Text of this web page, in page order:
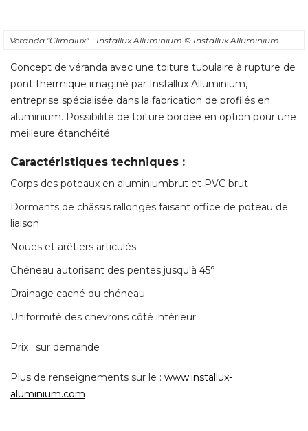
meilleure étanchéité.
Caractéristiques techniques :
Corps des poteaux en aluminiumbrut et PVC brut
Dormants de châssis rallongés faisant office de poteau de
liaison
Noues et arêtiers articulés
Chéneau autorisant des pentes jusqu'à 45°
Drainage caché du chéneau
Uniformité des chevrons côté intérieur
Plus de renseignements sur le :
www.installux-
Véranda "Opensun" - Bien